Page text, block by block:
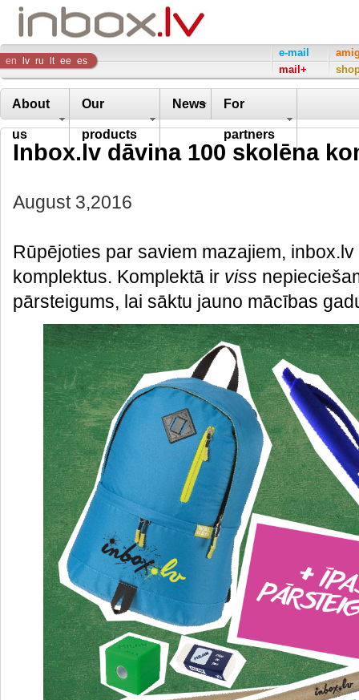
Inbox
Company
en lv ru lt ee es
e-mail
mail+
About
us
Our
products
News For
partners
Inbox.lv dāvina 100 skolēna
August 3,2016
Rūpējoties par saviem mazajiem,
komplektus. Komplektā ir viss
pārsteigums, lai sāktu jauno mācības